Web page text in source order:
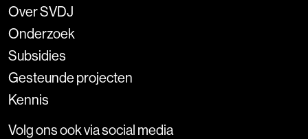
Over SVDJ
Onderzoek
Subsidies
Gesteunde projecten
Kennis
Volg ons ook via social media